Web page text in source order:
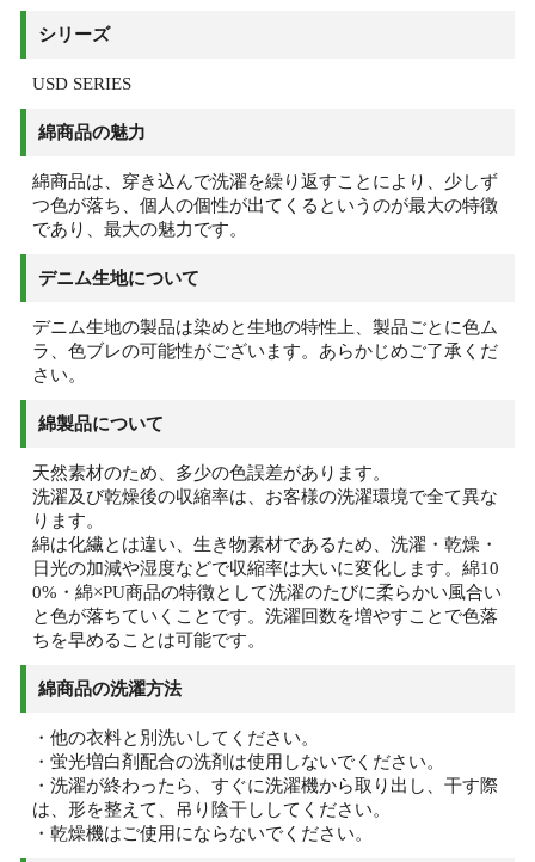
シリーズ
USD SERIES
綿商品の魅力
綿商品は、穿き込んで洗濯を繰り返すことにより、少しず
つ色が落ち、個人の個性が出てくるというのが最大の特徴
であり、最大の魅力です。
デニム生地について
デニム生地の製品は染めと生地の特性上、製品ごとに色ム
ラ、色ブレの可能性がございます。あらかじめご了承くだ
さい。
綿製品について
天然素材のため、多少の色誤差があります。
洗濯及び乾燥後の収縮率は、お客様の洗濯環境で全て異な
ります。
綿は化繊とは違い、生き物素材であるため、洗濯・乾燥・
日光の加減や湿度などで収縮率は大いに変化します。綿10
0%・綿×PU商品の特徴として洗濯のたびに柔らかい風合い
と色が落ちていくことです。洗濯回数を増やすことで色落
ちを早めることは可能です。
綿商品の洗濯方法
・他の衣料と別洗いしてください。
・蛍光増白剤配合の洗剤は使用しないでください。
・洗濯が終わったら、すぐに洗濯機から取り出し、干す際
は、形を整えて、吊り陰干ししてください。
・乾燥機はご使用にならないでください。